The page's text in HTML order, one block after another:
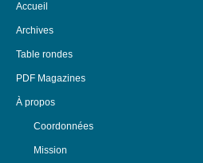
Accueil
Archives
Table rondes
PDF Magazines
À propos
Coordonnées
Mission